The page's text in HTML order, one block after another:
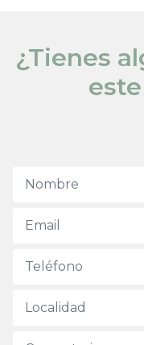
¿Tienes